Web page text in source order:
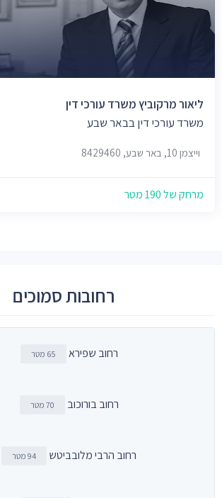
ליאור מרקוביץ משרד עורכי דין
משרד עורכי דין בבאר שבע
וייצמן 10, באר שבע, 8429460
מרחק של 190 מטר
רחובות סמוכים
רחוב שפירא 65 מטר
רחוב בורוכוב 70 מטר
רחוב הרבי מלובביטש 94 מטר